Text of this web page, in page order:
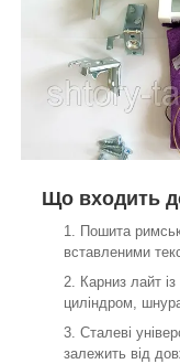
Що входить
Пошита
вставленими
Карниз лайт
циліндром,
Сталеві
залежить від